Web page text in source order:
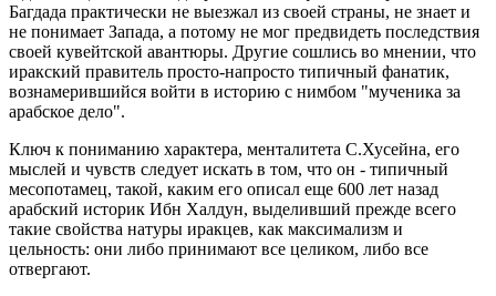
Багдада практически не выезжал из своей страны, не знает и
не понимает Запада, а потому не мог предвидеть последствия
своей кувейтской авантюры. Другие сошлись во мнении, что
иракский правитель просто-напросто типичный фанатик,
вознамерившийся войти в историю с нимбом "мученика за
арабское дело".
Ключ к пониманию характера, менталитета С.Хусейна, его
мыслей и чувств следует искать в том, что он - типичный
месопотамец, такой, каким его описал еще 600 лет назад
арабский историк Ибн Халдун, выделивший прежде всего
такие свойства натуры иракцев, как максимализм и
цельность: они либо принимают все целиком, либо все
отвергают.